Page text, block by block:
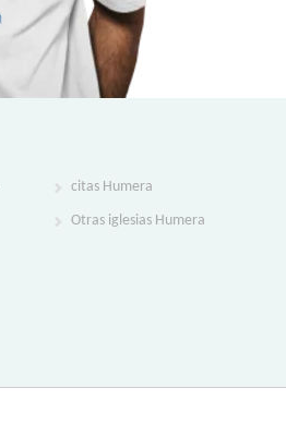
citas Humera
Otras iglesias Humera